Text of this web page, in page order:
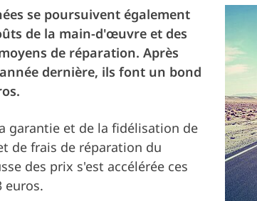
du
et
du véhicule
se poursuivent également
de la main-d'œuvre et des
de réparation. Après
dernière, ils font un bond
garantie et de la fidélisation de
de frais de réparation du
des prix s'est accélérée ces
euros.